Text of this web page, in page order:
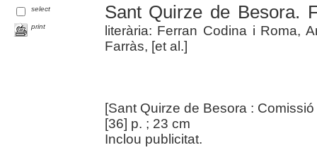
select
print
Sant Quirze de Besora.
literària: Ferran Codina i Roma,
Farràs, [et al.]
[Sant Quirze de Besora :
[36] p. ; 23 cm
Inclou publicitat.